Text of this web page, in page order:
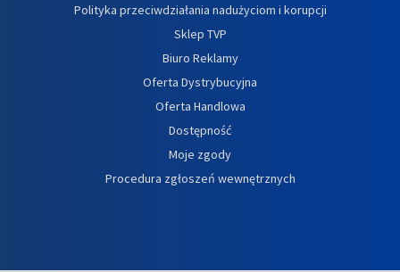
Polityka przeciwdziałania nadużyciom i korupcji
Sklep TVP
Biuro Reklamy
Oferta Dystrybucyjna
Oferta Handlowa
Dostępność
Moje zgody
Procedura zgłoszeń wewnętrznych